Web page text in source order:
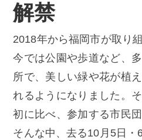
解禁
2018年から福岡市が取り
今では公園や歩道など、
所で、美しい緑や花が植
れるようになりました。
初に比べ、参加する市民
そんな中、去る10月5日・